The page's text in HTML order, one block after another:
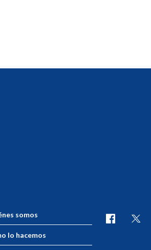
somos
lo hacemos